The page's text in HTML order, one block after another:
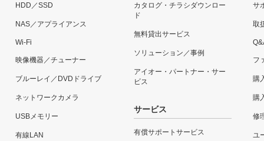
HDD／SSD
NAS／アプライアンス
Wi-Fi
映像機器／チューナー
ブルーレイ／DVDドライブ
ネットワークカメラ
USBメモリー
有線LAN
カタログ・チラシダウンロー
ド
無料貸出サービス
ソリューション／事例
アイオー・パートナー・サー
ビス
サービス
有償サポートサービス
サ
取
フ
購
購
修
ユ